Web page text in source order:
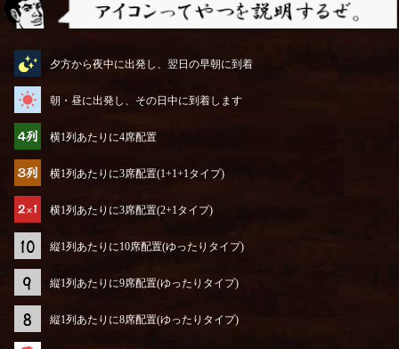
夕方から夜中に出発し、翌日の早朝に到着
朝・昼に出発し、その日中に到着します
横1列あたりに4席配置
横1列あたりに3席配置(1+1+1タイプ)
横1列あたりに3席配置(2+1タイプ)
縦1列あたりに10席配置(ゆったりタイプ)
縦1列あたりに9席配置(ゆったりタイプ)
縦1列あたりに8席配置(ゆったりタイプ)